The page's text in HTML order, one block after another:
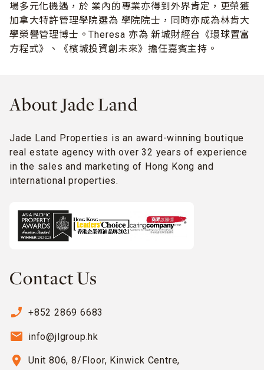
場多元化機遇，於 業內的專業亦得到外界肯定，更榮獲
加拿大特許管理學院選為 學院院士，同時亦成為林肯大
學榮譽管理博士。Theresa 亦為 新城財經台《環球置富
方程式》、《檳城投資創未來》擔任嘉賓主持。
About Jade Land
Jade Land Properties is an award-winning boutique
real estate agency with over 32 years of experience
in the sales and marketing of Hong Kong and
international properties.
Contact Us
phone_enabled +852 2869 6683
email info@jlgroup.hk
location_on
Unit 806, 8/Floor, Kinwick Centre,